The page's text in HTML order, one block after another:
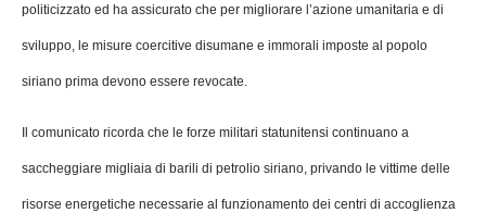
politicizzato ed ha assicurato che per migliorare l’azione umanitaria e di
sviluppo, le misure coercitive disumane e immorali imposte al popolo
siriano prima devono essere revocate.
Il comunicato ricorda che le forze militari statunitensi continuano a
saccheggiare migliaia di barili di petrolio siriano, privando le vittime delle
risorse energetiche necessarie al funzionamento dei centri di accoglienza